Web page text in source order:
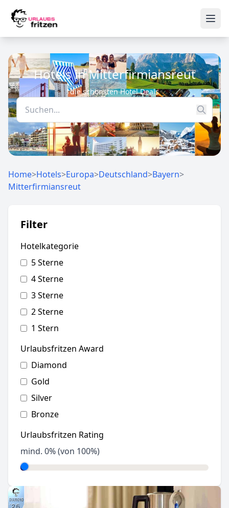
Hotels in Mitterfirmiansreut
die schönsten Hotel Deals
Home>Hotels>Europa>Deutschland>Bayern>
Mitterfirmiansreut
Filter
Hotelkategorie
5 Sterne
4 Sterne
3 Sterne
2 Sterne
1 Stern
Urlaubsfritzen Award
Diamond
Gold
Silver
Bronze
Urlaubsfritzen Rating
mind. 0% (von 100%)